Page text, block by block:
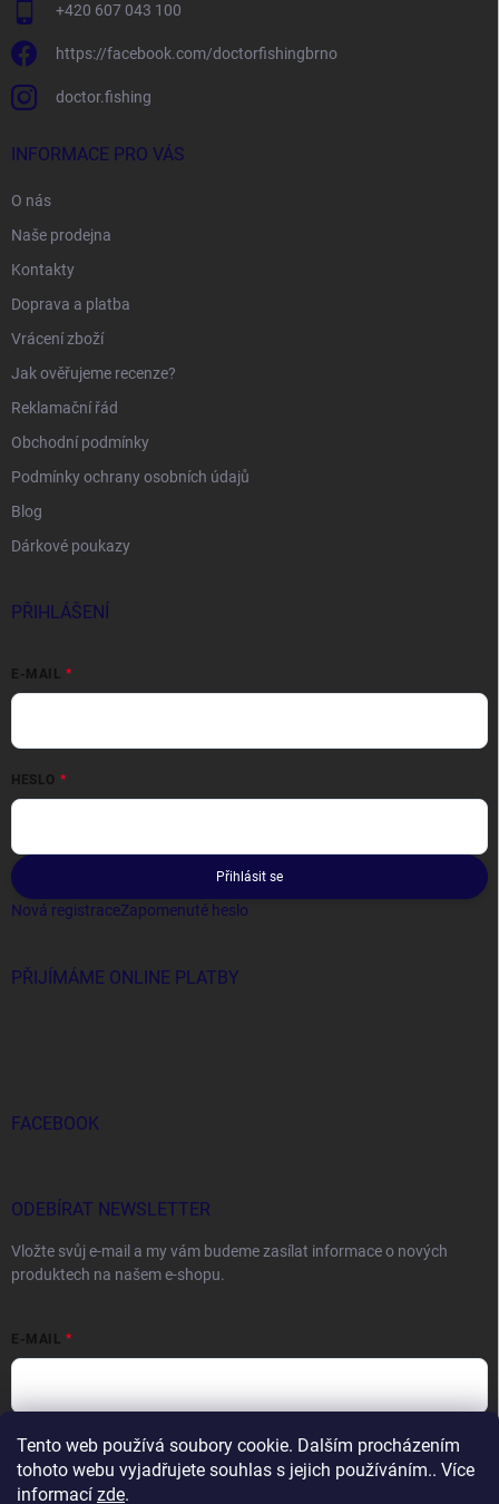
Tento web používá soubory cookie. Dalším procházením
tohoto webu vyjadřujete souhlas s jejich používáním.. Více
informací zde.
+420 607 043 100
https://facebook.com/doctorfishingbrno
doctor.fishing
INFORMACE PRO VÁS
O nás
Naše prodejna
Kontakty
Doprava a platba
Vrácení zboží
Jak ověřujeme recenze?
Reklamační řád
Obchodní podmínky
Podmínky ochrany osobních údajů
Blog
Dárkové poukazy
PŘIHLÁŠENÍ
E-MAIL
HESLO
Přihlásit se
Nová registraceZapomenuté heslo
PŘIJÍMÁME ONLINE PLATBY
FACEBOOK
ODEBÍRAT NEWSLETTER
Vložte svůj e-mail a my vám budeme zasílat informace o nových
produktech na našem e-shopu.
E-MAIL
Vložením e-mailu souhlasíte spodmínkami ochrany osobních údajů
Přihlásit se